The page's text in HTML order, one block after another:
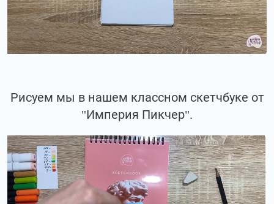
Рисуем мы в нашем классном скетчбуке от
"Империя Пикчер".